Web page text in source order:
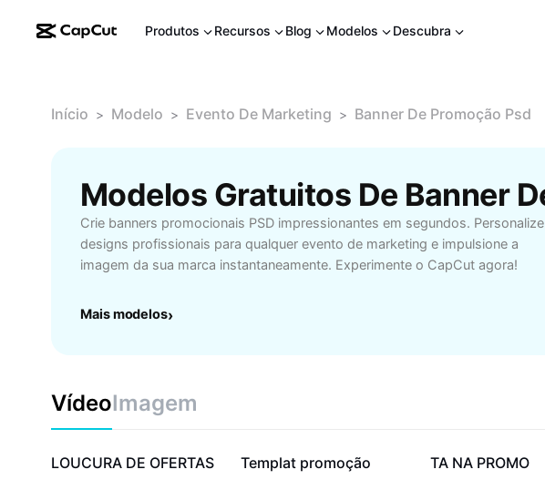
Produtos Recursos Blog Modelos Descubra
Início > Modelo > Evento De Marketing > Banner De Promoção Psd
Crie banners promocionais PSD impressionantes em segundos. Personalize
designs profissionais para qualquer evento de marketing e impulsione a
imagem da sua marca instantaneamente. Experimente o CapCut agora!
Mais modelos›
VídeoImagem
48,9 mil
LOUCURA DE OFERTAS 38,6 mil
Templat promoção 7,2 mil
TA NA PROMO